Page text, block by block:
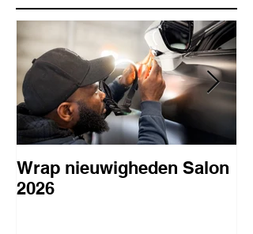
Wrap nieuwigheden Salon
2026